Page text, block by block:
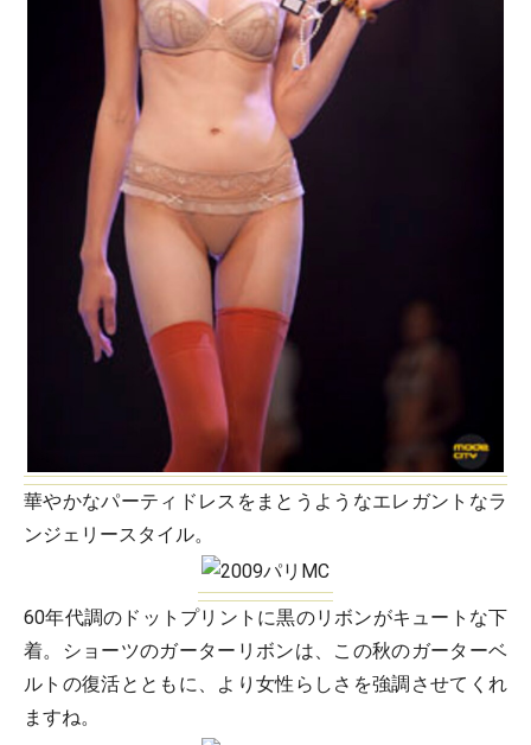
華やかなパーティドレスをまとうようなエレガントなラ
ンジェリースタイル。
60年代調のドットプリントに黒のリボンがキュートな下
着。ショーツのガーターリボンは、この秋のガーターベ
ルトの復活とともに、より女性らしさを強調させてくれ
ますね。